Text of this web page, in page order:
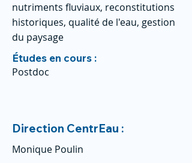
nutriments fluviaux, reconstitutions
historiques, qualité de l'eau, gestion
du paysage
Études en cours :
Postdoc
Direction CentrEau :
Monique Poulin